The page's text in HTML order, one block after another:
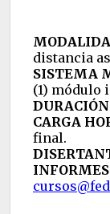
distancia
SISTEMA
(1) módulo
CARGA
final.